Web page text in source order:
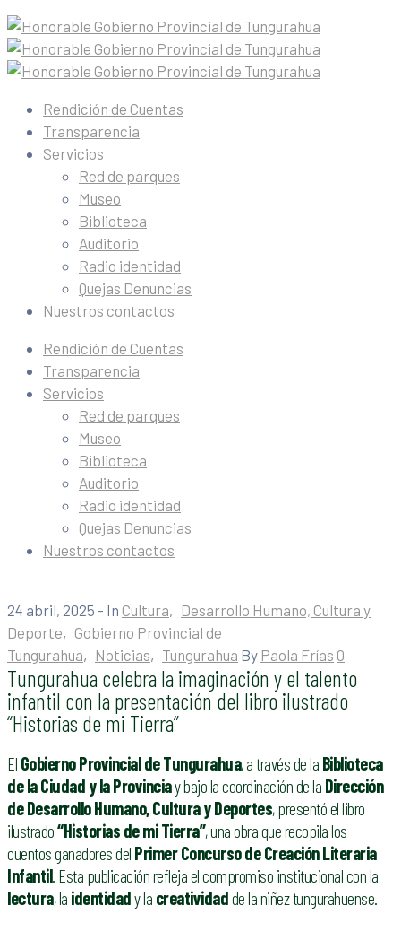
Rendición de Cuentas
Transparencia
Servicios
Red de parques
Museo
Biblioteca
Auditorio
Radio identidad
Quejas Denuncias
Nuestros contactos
Rendición de Cuentas
Transparencia
Servicios
Red de parques
Museo
Biblioteca
Auditorio
Radio identidad
Quejas Denuncias
Nuestros contactos
24 abril, 2025 - In Cultura‚ Desarrollo Humano, Cultura y
Deporte‚ Gobierno Provincial de
Tungurahua‚ Noticias‚ Tungurahua By Paola Frías 0
Tungurahua celebra la imaginación y el talento
infantil con la presentación del libro ilustrado
“Historias de mi Tierra”
El Gobierno Provincial de Tungurahua, a través de la Biblioteca
de la Ciudad y la Provinciay bajo la coordinación de la Dirección
de Desarrollo Humano, Cultura y Deportes, presentó el libro
ilustrado“Historias de mi Tierra”, una obra que recopila los
cuentos ganadores del Primer Concurso de Creación Literaria
Infantil. Esta publicación refleja el compromiso institucional con la
lectura, la identidady la creatividadde la niñez tungurahuense.